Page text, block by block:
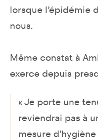
lorsque l’épidémie
nous.
Même constat à
exerce depuis
« Je porte une
reviendrai pas à
mesure